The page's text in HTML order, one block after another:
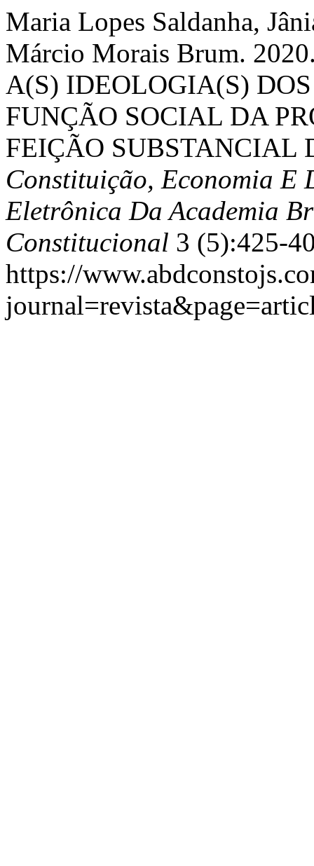
Maria Lopes Saldanha,
Márcio Morais Brum.
A(S) IDEOLOGIA(S)
FUNÇÃO SOCIAL DA
FEIÇÃO SUBSTANCIAL
Constituição, Economia E
Eletrônica Da Academia
Constitucional 3 (5):425-
https://